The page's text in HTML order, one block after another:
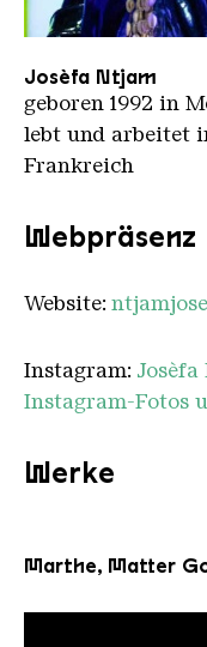
PORTFOLIO 2024
Copyright: Paul
Josèfa Ntjam
geboren 1992 in
lebt und arbeitet
Frankreich
Webpräsenz
Website:
Instagram: Josèfa
Instagram-Fotos
Werke
Marthe, Matter